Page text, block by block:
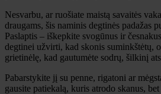
Nesvarbu, ar ruošiate maistą savaitės
draugams, šis naminis degtinės padažas
Paslaptis – iškepkite svogūnus ir
degtinei užvirti, kad skonis suminkštėtų,
grietinėlę, kad gautumėte sodrų, šilkinį
Pabarstykite jį su penne, rigatoni ar
gausite patiekalą, kuris atrodo skanus,